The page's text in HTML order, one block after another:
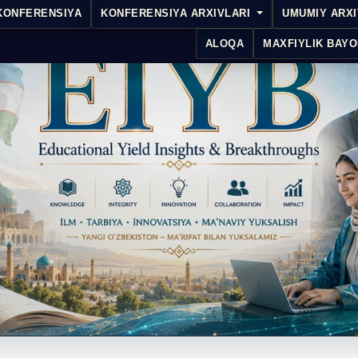
KONFERENSIYA ARXIVLARI UMUMIY
ALOQA MAXFIYLIK